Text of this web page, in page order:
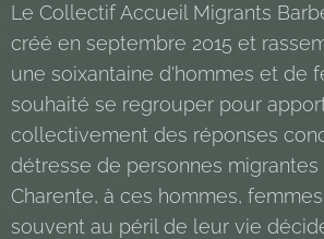
Le Collectif Accueil Migrants
créé en septembre 2015 et
une soixantaine d'hommes et de
souhaité se regrouper pour
collectivement des réponses
détresse de personnes migrantes
Charente, à ces hommes,
souvent au péril de leur vie